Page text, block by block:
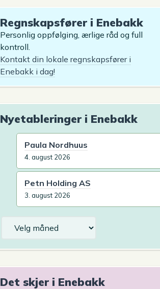
Regnskapsfører i Enebakk
Personlig oppfølging, ærlige råd og full
kontroll.
Kontakt din lokale regnskapsfører i
Enebakk i dag!
Nyetableringer i Enebakk
Paula Nordhuus
4. august 2026
Petn Holding AS
3. august 2026
Det skjer i Enebakk